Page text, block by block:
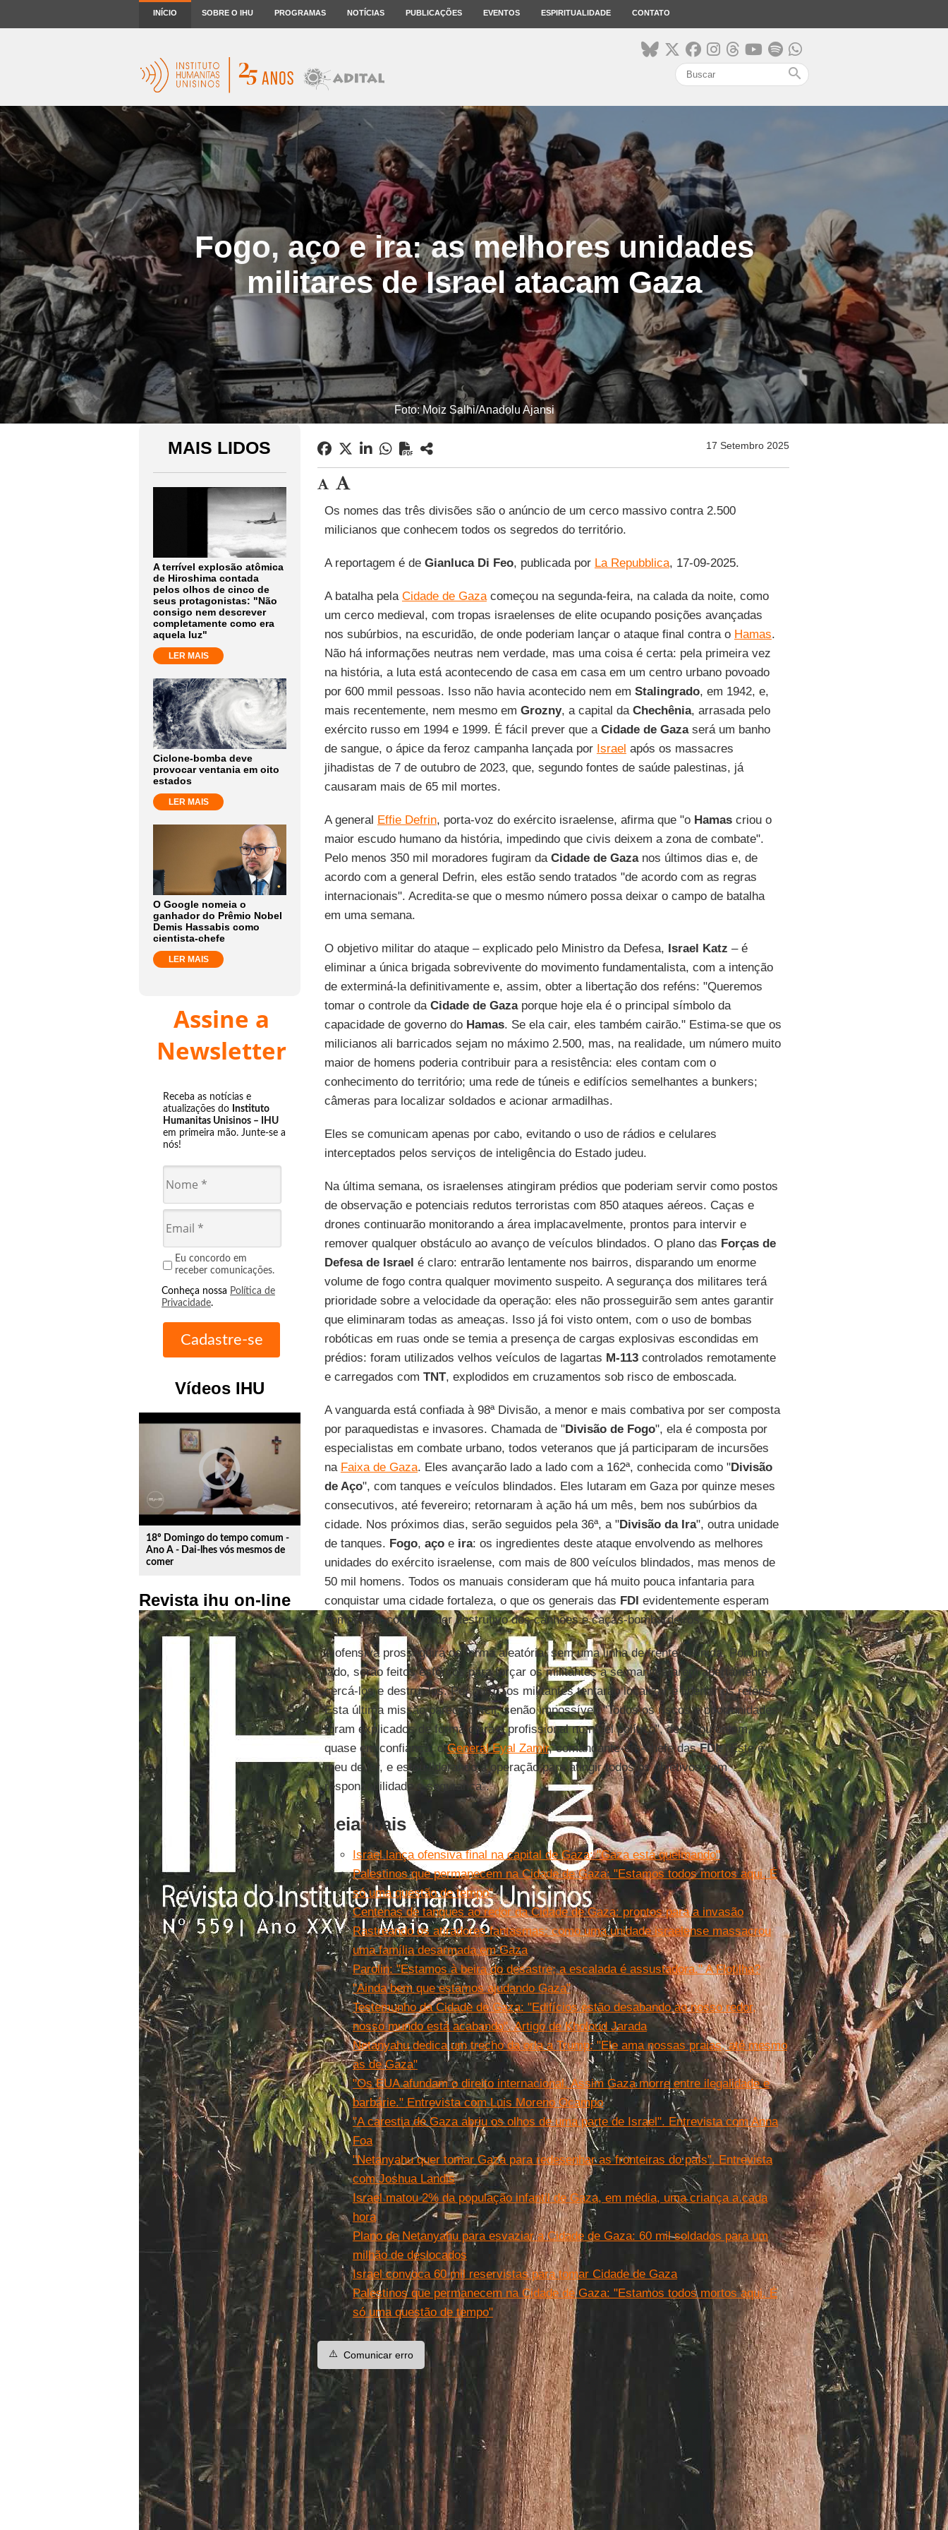
INÍCIO SOBRE O IHU PROGRAMAS NOTÍCIAS PUBLICAÇÕES EVENTOS ESPIRITUALIDADE CONTATO
search
Fogo, aço e ira: as melhores unidades
militares de Israel atacam Gaza
Foto: Moiz Salhi/Anadolu Ajansi
MAIS LIDOS
A terrível explosão atômica
de Hiroshima contada
pelos olhos de cinco de
seus protagonistas: "Não
consigo nem descrever
completamente como era
aquela luz"
LER MAIS
Ciclone-bomba deve
provocar ventania em oito
estados
LER MAIS
O Google nomeia o
ganhador do Prêmio Nobel
Demis Hassabis como
cientista-chefe
LER MAIS
Assine a
Newsletter
Receba as notícias e
atualizações do Instituto
Humanitas Unisinos – IHU
em primeira mão. Junte-se a
nós!
Eu concordo em
receber comunicações.
Conheça nossa Política de
Privacidade.
Vídeos IHU
play_circle_outline
18º Domingo do tempo comum -
Ano A - Dai-lhes vós mesmos de
comer
Revista ihu on-line
17 Setembro 2025
Os nomes das três divisões são o anúncio de um cerco massivo contra 2.500
milicianos que conhecem todos os segredos do território.
A reportagem é de Gianluca Di Feo, publicada por La Repubblica, 17-09-2025.
A batalha pela Cidade de Gazacomeçou na segunda-feira, na calada da noite, como
um cerco medieval, com tropas israelenses de elite ocupando posições avançadas
nos subúrbios, na escuridão, de onde poderiam lançar o ataque final contra o Hamas.
Não há informações neutras nem verdade, mas uma coisa é certa: pela primeira vez
na história, a luta está acontecendo de casa em casa em um centro urbano povoado
por 600 mmil pessoas. Isso não havia acontecido nem em Stalingrado, em 1942, e,
mais recentemente, nem mesmo em Grozny, a capital da Chechênia, arrasada pelo
exército russo em 1994 e 1999. É fácil prever que a Cidade de Gazaserá um banho
de sangue, o ápice da feroz campanha lançada por Israel após os massacres
jihadistas de 7 de outubro de 2023, que, segundo fontes de saúde palestinas, já
causaram mais de 65 mil mortes.
A general Effie Defrin, porta-voz do exército israelense, afirma que "o Hamascriou o
maior escudo humano da história, impedindo que civis deixem a zona de combate".
Pelo menos 350 mil moradores fugiram da Cidade de Gazanos últimos dias e, de
acordo com a general Defrin, eles estão sendo tratados "de acordo com as regras
internacionais". Acredita-se que o mesmo número possa deixar o campo de batalha
em uma semana.
O objetivo militar do ataque – explicado pelo Ministro da Defesa, Israel Katz – é
eliminar a única brigada sobrevivente do movimento fundamentalista, com a intenção
de exterminá-la definitivamente e, assim, obter a libertação dos reféns: "Queremos
tomar o controle da Cidade de Gazaporque hoje ela é o principal símbolo da
capacidade de governo do Hamas. Se ela cair, eles também cairão." Estima-se que os
milicianos ali barricados sejam no máximo 2.500, mas, na realidade, um número muito
maior de homens poderia contribuir para a resistência: eles contam com o
conhecimento do território; uma rede de túneis e edifícios semelhantes a bunkers;
câmeras para localizar soldados e acionar armadilhas.
Eles se comunicam apenas por cabo, evitando o uso de rádios e celulares
interceptados pelos serviços de inteligência do Estado judeu.
Na última semana, os israelenses atingiram prédios que poderiam servir como postos
de observação e potenciais redutos terroristas com 850 ataques aéreos. Caças e
drones continuarão monitorando a área implacavelmente, prontos para intervir e
remover qualquer obstáculo ao avanço de veículos blindados. O plano das Forças de
Defesa de Israel é claro: entrarão lentamente nos bairros, disparando um enorme
volume de fogo contra qualquer movimento suspeito. A segurança dos militares terá
prioridade sobre a velocidade da operação: eles não prosseguirão sem antes garantir
que eliminaram todas as ameaças. Isso já foi visto ontem, com o uso de bombas
robóticas em ruas onde se temia a presença de cargas explosivas escondidas em
prédios: foram utilizados velhos veículos de lagartas M-113controlados remotamente
e carregados com TNT, explodidos em cruzamentos sob risco de emboscada.
A vanguarda está confiada à 98ª Divisão, a menor e mais combativa por ser composta
por paraquedistas e invasores. Chamada de "Divisão de Fogo", ela é composta por
especialistas em combate urbano, todos veteranos que já participaram de incursões
na Faixa de Gaza. Eles avançarão lado a lado com a 162ª, conhecida como "Divisão
de Aço", com tanques e veículos blindados. Eles lutaram em Gaza por quinze meses
consecutivos, até fevereiro; retornaram à ação há um mês, bem nos subúrbios da
cidade. Nos próximos dias, serão seguidos pela 36ª, a "Divisão da Ira", outra unidade
de tanques. Fogo, açoe ira: os ingredientes deste ataque envolvendo as melhores
unidades do exército israelense, com mais de 800 veículos blindados, mas menos de
50 mil homens. Todos os manuais consideram que há muito pouca infantaria para
conquistar uma cidade fortaleza, o que os generais das FDI evidentemente esperam
compensar com o poder destrutivo dos canhões e caças-bombardeiros.
A ofensiva prosseguirá de forma aleatória, sem uma linha de frente definida. Por um
lado, serão feitos esforços para forçar os militantes a se manifestarem abertamente,
cercá-los e destruí-los. Por outro, os militantes tentarão localizar e libertar os reféns.
Esta última missão parece difícil, senão impossível. "Todos os riscos e oportunidades
foram explicados de forma clara e profissional no nível político", declarou ontem,
quase em confiança, oGeneral Eyal Zamir, comandante-em-chefe dasFDI. "Este é
meu dever, e estou liderando a operação para atingir todos os objetivos com
responsabilidade e segurança".
Leia mais
Israel lança ofensiva final na capital de Gaza: "Gaza está queimando"
Palestinos que permanecem na Cidade de Gaza: "Estamos todos mortos aqui. É
só uma questão de tempo"
Centenas de tanques ao redor da Cidade de Gaza: prontos para a invasão
Rastreando os atiradores fantasmas: como uma unidade israelense massacrou
uma família desarmada em Gaza
Parolin: "Estamos à beira do desastre; a escalada é assustadora." A Flotilha?
"Ainda bem que estamos ajudando Gaza"
Testemunho da Cidade de Gaza: "Edifícios estão desabando ao nosso redor,
nosso mundo está acabando". Artigo de Kholoud Jarada
Netanyahu dedica um trecho da orla a Trump: "Ele ama nossas praias, até mesmo
as de Gaza"
"Os EUA afundam o direito internacional. Assim Gaza morre entre ilegalidade e
barbárie." Entrevista com Luis Moreno Ocampo
"A carestia de Gaza abriu os olhos de uma parte de Israel". Entrevista com Anna
Foa
"Netanyahu quer tomar Gaza para redesenhar as fronteiras do país”. Entrevista
com Joshua Landis
Israel matou 2% da população infantil de Gaza, em média, uma criança a cada
hora
Plano de Netanyahu para esvaziar a Cidade de Gaza: 60 mil soldados para um
milhão de deslocados
Israel convoca 60 mil reservistas para tomar Cidade de Gaza
Palestinos que permanecem na Cidade de Gaza: "Estamos todos mortos aqui. É
só uma questão de tempo"
⚠️ Comunicar erro